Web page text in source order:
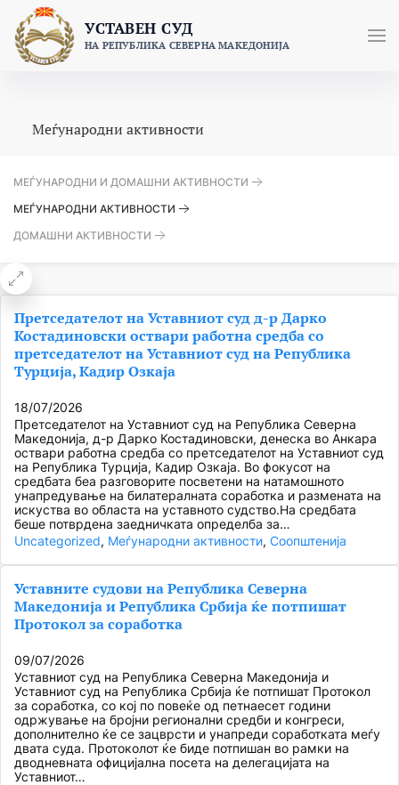
content
УСТАВЕН СУД
НА РЕПУБЛИКА СЕВЕРНА МАКЕДОНИЈА
Меѓународни активности
МЕЃУНАРОДНИ И ДОМАШНИ АКТИВНОСТИ
МЕЃУНАРОДНИ АКТИВНОСТИ
ДОМАШНИ АКТИВНОСТИ
Претседателот на Уставниот суд д-р Дарко
Костадиновски оствари работна средба со
претседателот на Уставниот суд на Република
Турција, Кадир Озкаја
18/07/2026
Претседателот на Уставниот суд на Република Северна
Македонија, д-р Дарко Костадиновски, денеска во Анкара
оствари работна средба со претседателот на Уставниот суд
на Република Турција, Кадир Озкаја. Во фокусот на
средбата беа разговорите посветени на натамошното
унапредување на билатералната соработка и размената на
искуства во областа на уставното судство.На средбата
беше потврдена заедничката определба за…
Uncategorized, Меѓународни активности, Соопштенија
Уставните судови на Република Северна
Македонија и Република Србија ќе потпишат
Протокол за соработка
09/07/2026
Уставниот суд на Република Северна Македонија и
Уставниот суд на Република Србија ќе потпишат Протокол
за соработка, со кој по повеќе од петнаесет години
одржување на бројни регионални средби и конгреси,
дополнително ќе се зацврсти и унапреди соработката меѓу
двата суда. Протоколот ќе биде потпишан во рамки на
дводневната официјална посета на делегацијата на
Уставниот…